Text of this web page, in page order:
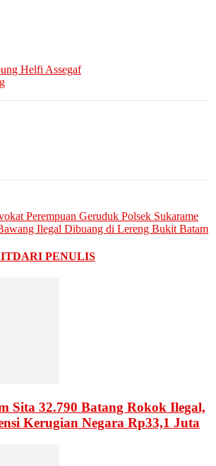
Helfi Assegaf
Perempuan Geruduk Polsek Sukarame
Ilegal Dibuang di Lereng Bukit Batam
DARI PENULIS
Sita 32.790 Batang Rokok Ilegal,
Kerugian Negara Rp33,1 Juta